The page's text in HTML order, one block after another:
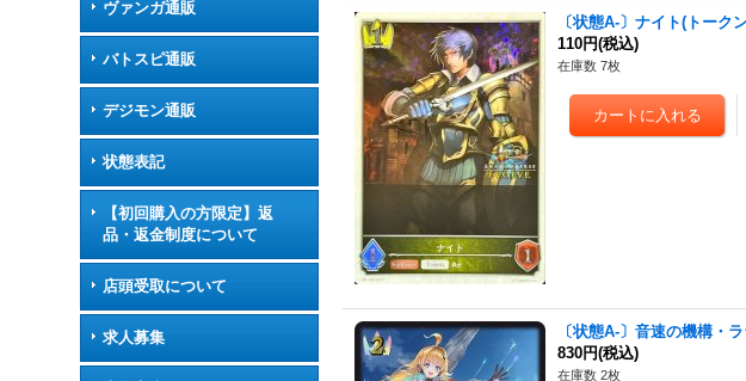
ヴァンガ通販
バトスピ通販
デジモン通販
状態表記
【初回購入の方限定】返
品・返金制度について
店頭受取について
求人募集
〔状態A-〕ナイト(トーク
110円(税込)
在庫数 7枚
〔状態A-〕音速の機構・
830円(税込)
在庫数 2枚